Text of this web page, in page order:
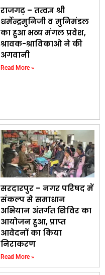
राजगढ़ – तत्वज्ञ श्री
धर्मेन्द्रमुनिजी व मुनिमंडल
का हुआ भव्य मंगल प्रवेश,
श्रावक-श्राविकाओ ने की
अगवानी
Read More »
सरदारपुर – नगर परिषद में
संकल्प से समाधान
अभियान अंतर्गत शिविर का
आयोजन हुआ, प्राप्त
आवेदनों का किया
निराकरण
Read More »